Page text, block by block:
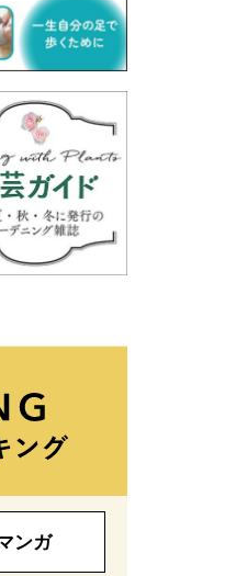
ンガ